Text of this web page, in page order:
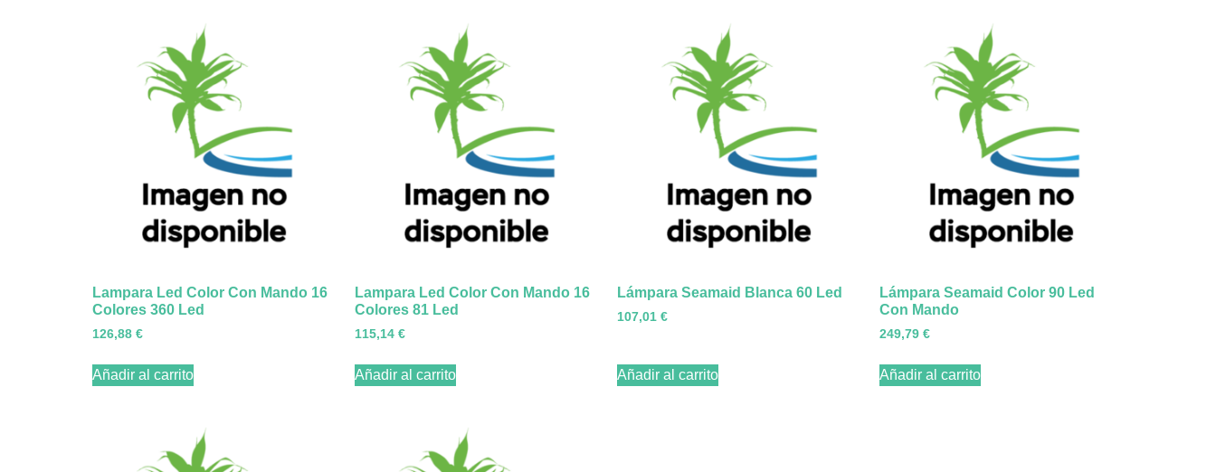
Lampara Led Color Con Mando 16
Colores 360 Led
126,88 €
Añadir al carrito
Lampara Led Color Con Mando 16
Colores 81 Led
115,14 €
Añadir al carrito
Lámpara Seamaid Blanca 60 Led
107,01 €
Añadir al carrito
Lámpara Seamaid Color 90 Led
Con Mando
249,79 €
Añadir al carrito